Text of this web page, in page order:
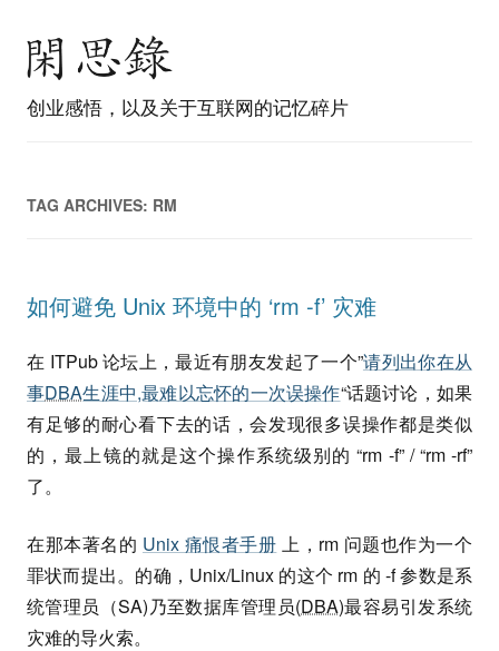
创业感悟，以及关于互联网的记忆碎片
TAG ARCHIVES: RM
如何避免 Unix 环境中的 ‘rm -f’ 灾难
在 ITPub 论坛上，最近有朋友发起了一个”请列出你在从
事DBA生涯中,最难以忘怀的一次误操作“话题讨论，如果
有足够的耐心看下去的话，会发现很多误操作都是类似
的，最上镜的就是这个操作系统级别的 “rm -f” / “rm -rf”
了。
在那本著名的 Unix 痛恨者手册 上，rm 问题也作为一个
罪状而提出。的确，Unix/Linux 的这个 rm 的 -f 参数是系
统管理员（SA)乃至数据库管理员(DBA)最容易引发系统
灾难的导火索。